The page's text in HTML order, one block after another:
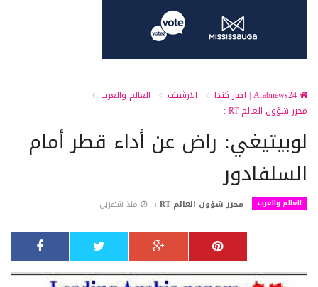
الارشيف
العالم والعرب
محرر شؤون العالم-RT :
لوبيتيغي: راض عن أداء قطر أمام
السلفادور
العالم والعرب محرر شؤون العالم-RT : منذ شهرين